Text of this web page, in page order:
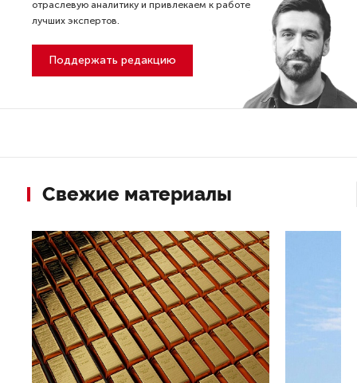
отраслевую аналитику и привлекаем к работе
лучших экспертов.
Поддержать редакцию
Свежие материалы